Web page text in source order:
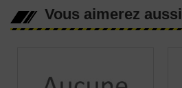
Vous aimerez aussi